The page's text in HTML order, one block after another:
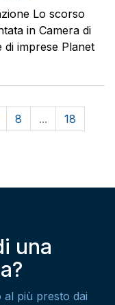
Lo scorso
in Camera di
imprese Planet
8 ...
18
una
più presto dai